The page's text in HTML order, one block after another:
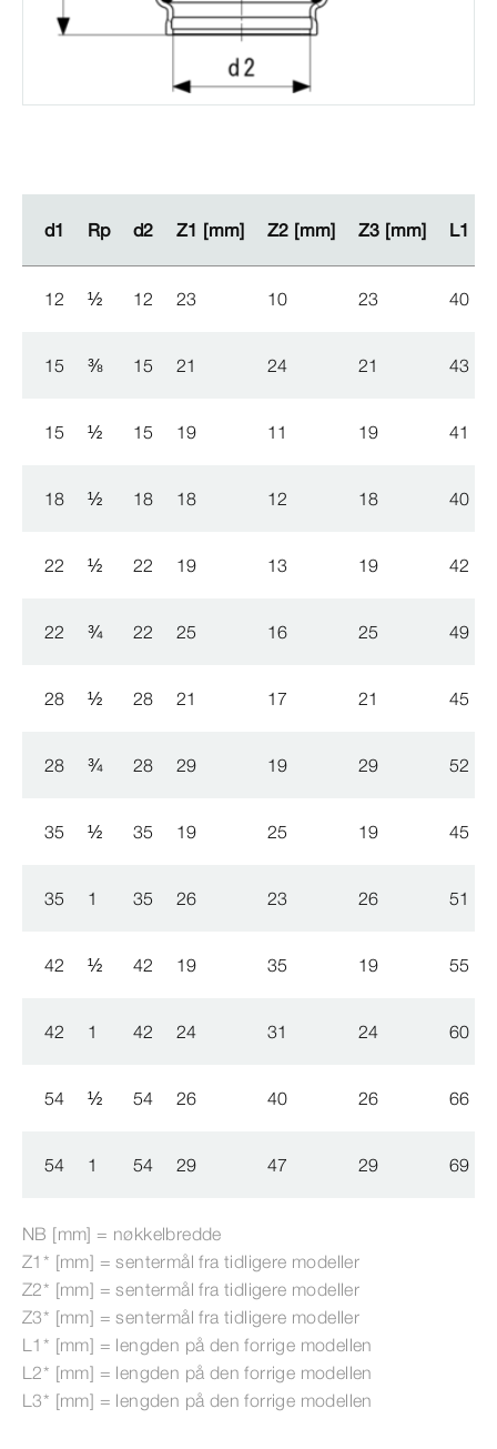
d1 Rp d2 Z1 [mm] Z2 [mm] Z3 [mm] L1
d1 Rp d2 Z1 [mm] Z2 [mm] Z3 [mm] L1
12 ½ 12 23 10 23 40
15 ⅜ 15 21 24 21 43
15 ½ 15 19 11 19 41
18 ½ 18 18 12 18 40
22 ½ 22 19 13 19 42
22 ¾ 22 25 16 25 49
28 ½ 28 21 17 21 45
28 ¾ 28 29 19 29 52
35 ½ 35 19 25 19 45
35 1 35 26 23 26 51
42 ½ 42 19 35 19 55
42 1 42 24 31 24 60
54 ½ 54 26 40 26 66
54 1 54 29 47 29 69
NB [mm] = nøkkelbredde
Z1* [mm] = sentermål fra tidligere modeller
Z2* [mm] = sentermål fra tidligere modeller
Z3* [mm] = sentermål fra tidligere modeller
L1* [mm] = lengden på den forrige modellen
L2* [mm] = lengden på den forrige modellen
L3* [mm] = lengden på den forrige modellen